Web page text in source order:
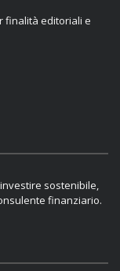
finalità editoriali e
sostenibile,
finanziario.